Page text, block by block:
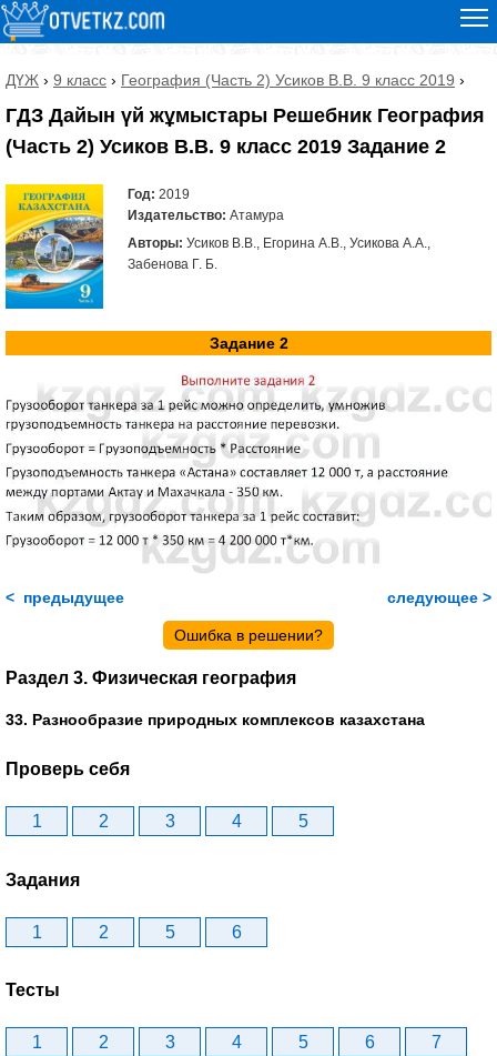
ДҮЖ › 9 класс › География (Часть 2) Усиков В.В. 9 класс 2019 ›
ГДЗ Дайын үй жұмыстары Решебник География
(Часть 2) Усиков В.В. 9 класс 2019 Задание 2
Год: 2019
Издательство: Атамура
Авторы: Усиков В.В., Егорина А.В., Усикова А.А.,
Забенова Г. Б.
Задание 2
< предыдущее следующее >
Ошибка в решении?
Раздел 3. Физическая география
33. Разнообразие природных комплексов казахстана
Проверь себя
1 2 3 4 5
Задания
1 2 5 6
Тесты
1 2 3 4 5 6 7